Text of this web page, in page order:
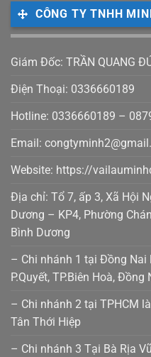
CÔNG TY TNHH
Giám Đốc: TRẦN QUANG
Điện Thoại: 0336660189
Hotline: 0336660189 –
Email:
Website: https://
Địa chỉ: Tổ 7, ấp 3, Xã Hội
Dương – KP4, Phường
Bình Dương
– Chi nhánh 1 tại Đồng
P.Quyết, TP.Biên Hoà, Đồng
– Chi nhánh 2 tại TPHCM
Tân Thới Hiệp
– Chi nhánh 3 Tại Bà Rịa